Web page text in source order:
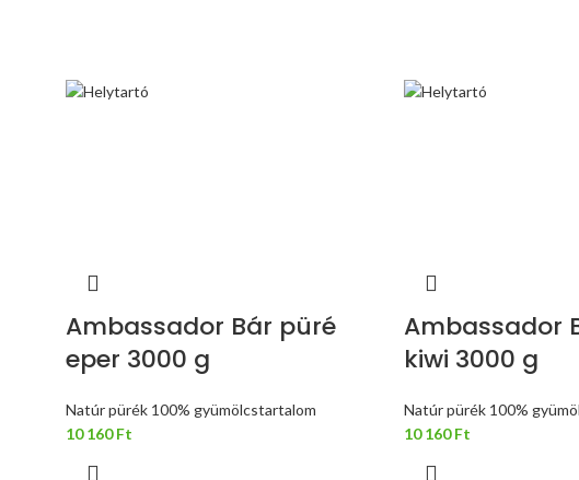
Ambassador Bár püré
eper 3000 g
Natúr pürék 100% gyümölcstartalom
10 160Ft
Ambassador
kiwi 3000 g
Natúr pürék 100%
10 160Ft